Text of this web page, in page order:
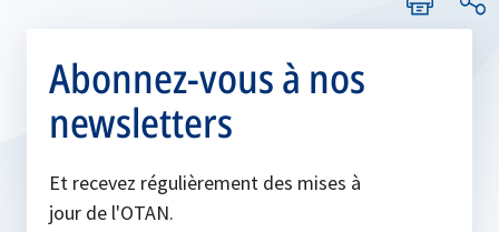
Abonnez-vous à nos
newsletters
Et recevez régulièrement des mises à
jour de l'OTAN.